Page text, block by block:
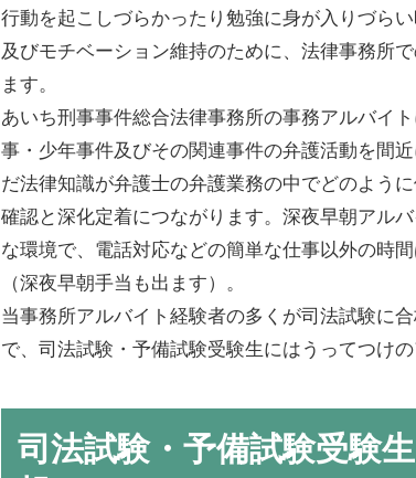
行動を起こしづらかったり勉強に身が入りづら
及びモチベーション維持のために、法律事務所
ます。
あいち刑事事件総合法律事務所の事務アルバイ
事・少年事件及びその関連事件の弁護活動を間
だ法律知識が弁護士の弁護業務の中でどのよう
確認と深化定着につながります。深夜早朝アル
な環境で、電話対応などの簡単な仕事以外の時
（深夜早朝手当も出ます）。
当事務所アルバイト経験者の多くが司法試験に
で、司法試験・予備試験受験生にはうってつけの
司法試験・予備試験受験